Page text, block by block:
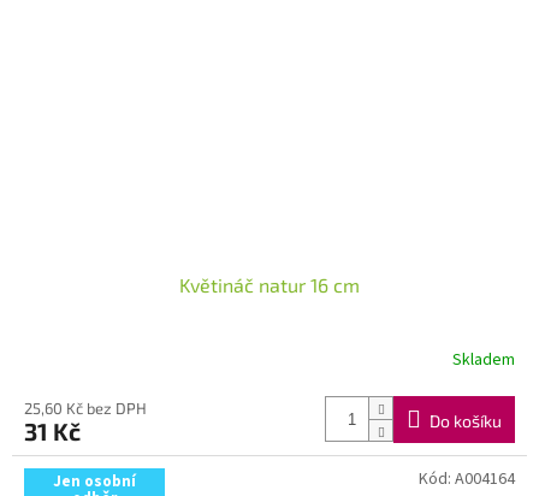
Květináč natur 16 cm
Skladem
25,60 Kč bez DPH
31 Kč Do košíku
Jen osobní Kód: A004164